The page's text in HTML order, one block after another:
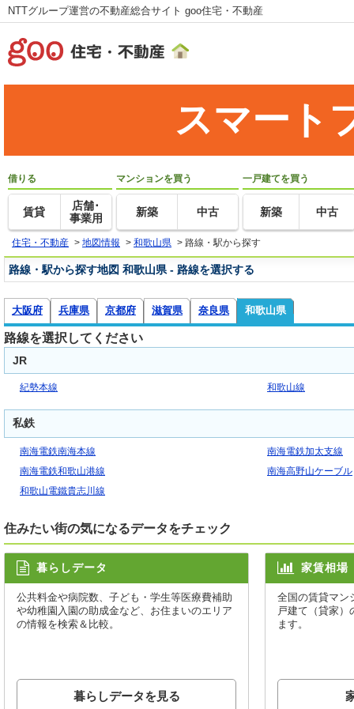
NTTグループ運営の不動産総合サイト goo住宅・不動産
スマート
借りる
賃貸
店舗･
事業用
マンションを買う
新築 中古
一戸建てを買う
新築 中古
住宅・不動産 > 地図情報 > 和歌山県 > 路線・駅から探す
路線・駅から探す地図 和歌山県 - 路線を選択する
大阪府 兵庫県 京都府 滋賀県 奈良県 和歌山県
路線を選択してください
JR
紀勢本線 和歌山線
私鉄
南海電鉄南海本線
南海電鉄加太支線
南海電鉄和歌山港線
南海高野山ケーブル
和歌山電鐵貴志川線
住みたい街の気になるデータをチェック
暮らしデータ
公共料金や病院数、子ども・学生等医療費補助
や幼稚園入園の助成金など、お住まいのエリア
の情報を検索＆比較。
暮らしデータを見る
家賃相場
全国の賃貸マン
戸建て（貸家）
ます。